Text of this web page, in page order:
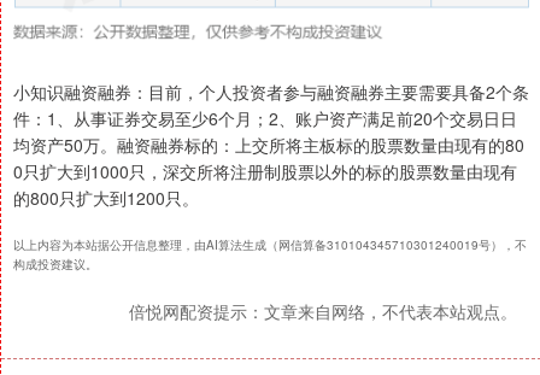
小知识融资融券：目前，个人投资者参与融资融券主要需要具备2个条
件：1、从事证券交易至少6个月；2、账户资产满足前20个交易日日
均资产50万。融资融券标的：上交所将主板标的股票数量由现有的80
0只扩大到1000只，深交所将注册制股票以外的标的股票数量由现有
的800只扩大到1200只。
以上内容为本站据公开信息整理，由AI算法生成（网信算备310104345710301240019号），不
构成投资建议。
倍悦网配资提示：文章来自网络，不代表本站观点。